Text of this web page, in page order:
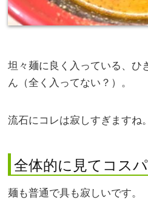
坦々麺に良く入っている、ひ
ん（全く入ってない？）。
流石にコレは寂しすぎますね。
全体的に見てコス
麺も普通で具も寂しいです。